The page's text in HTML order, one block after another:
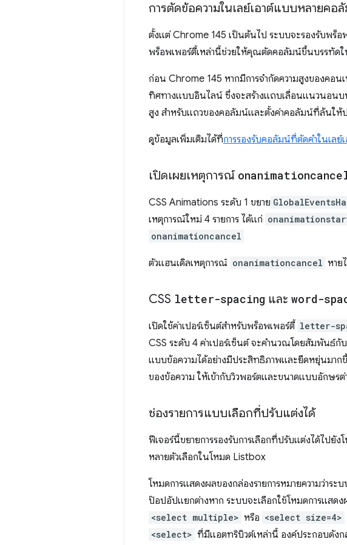
การตัดข้อความในเลย์เอาต์แบบหลายคอ
ตั้งแต่ Chrome 145 เป็นต้นไป ระบบจะรองรับพร็อ
พร็อพเพอร์ตี้เหล่านี้ช่วยให้คุณตัดคอลัมน์ขึ้นบรรทัด
ก่อน Chrome 145 หากมีการจำกัดความสูงของค
ทิศทางแบบอินไลน์ ซึ่งจะสร้างแถบเลื่อนแนวนอนบ
สูง สำหรับแถวของคอลัมน์และตั้งค่าคอลัมน์ที่ล้นให้
ดูข้อมูลเพิ่มเติมได้ที่การรองรับคอลัมน์ที่ตัดคำในเล
เปิดเผยเหตุการณ์
CSS Animations ระดับ 1 ขยาย
เหตุการณ์ใหม่ 4 รายการ ได้แก่
onanimationcancel
ตัวแฮนเดิลเหตุการณ์ onanimationcancel หาย
CSS letter-spacing และ word-
เปิดใช้ค่าเปอร์เซ็นต์สำหรับพร็อพเพอร์ตี้ letter-
CSS ระดับ 4 ค่าเปอร์เซ็นต์ จะคำนวณโดยสัมพันธ์
แบบข้อความได้อย่างมีประสิทธิภาพและยืดหยุ่นมาก
ของข้อความ ให้เข้ากับวิวพอร์ตและขนาดแบบอักษรต่
ช่องรายการแบบเลือกที่ปรับแต่งได้
ฟีเจอร์นี้ขยายการรองรับการเลือกที่ปรับแต่งได้ไปยั
หลายตัวเลือกในโหมด Listbox
โหมดการแสดงผลของกล่องรายการหมายความว่าร
ป๊อปอัปแยกต่างหาก ระบบจะเลือกใช้โหมดการแสด
<select multiple> หรือ <select size=4>
<select> ที่มีแอตทริบิวต์เหล่านี้ องค์ประกอบดัง